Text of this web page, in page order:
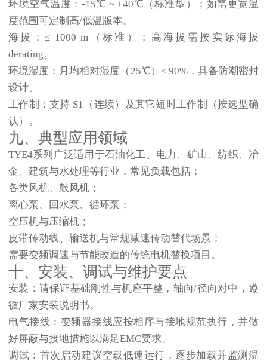
环境空气温度 ：-15℃ ~ +40℃（标准型）；如需更宽温
度范围可定制高/低温版本。
海拔
：≤ 1000 m（标准）；高海拔需按实际海拔
derating。
环境湿度 ：月均相对湿度（25℃）≤ 90%，具备防潮密封
设计。
工作制 ：支持 S1（连续）及其它短时工作制（按选型确
认）。
九、典型应用领域
TYE4系列广泛适用于石油化工、电力、矿山、纺织、冶
金、建筑与水处理等行业，常见负载包括：
各类风机、鼓风机；
离心泵、回水泵、循环泵；
空压机与压缩机；
皮带传动线、输送机与常规减速传动替代场景；
需要变频调速与节能改造的传统电机替换项目。
十、安装、调试与维护要点
安装 ：请保证基础刚性与机座平整，轴向/径向对中，遵
循厂家安装说明书。
电气接线 ：变频器接线应按相序与接地规范执行，并做
好屏蔽与接地措施以满足EMC要求。
调试 ：首次启动建议空载低速运行，逐步加载并监测温